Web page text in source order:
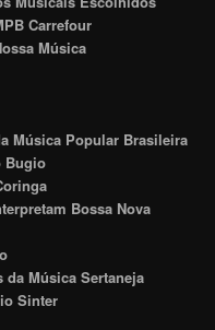
Carrefour
Música
Música Popular Brasileira
Bugio
Bossa Nova
da Música Sertaneja
Sinter